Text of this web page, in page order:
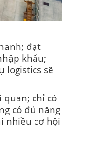
đạt
khẩu;
logistics sẽ
quan; chỉ có
có đủ năng
nhiều cơ hội